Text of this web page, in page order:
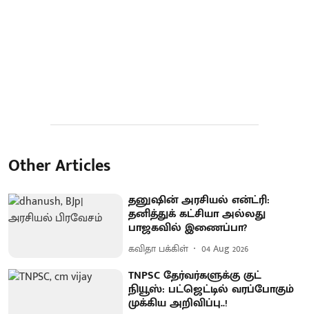
Other Articles
தனுஷின் அரசியல் என்ட்ரி:
தனித்துக் கட்சியா அல்லது
பாஜகவில் இணைப்பா?
கவிதா பக்கிள் 04 Aug 2026
TNPSC தேர்வர்களுக்கு குட்
நியூஸ்: பட்ஜெட்டில் வரப்போகும்
முக்கிய அறிவிப்பு..!